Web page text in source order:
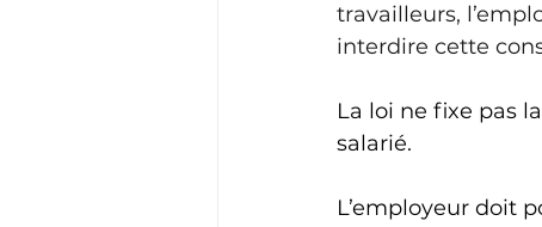
travailleurs,
interdire cette
La loi ne fixe pas
salarié.
L’employeur doit